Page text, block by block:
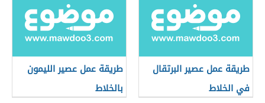
طريقة عمل عصير البرتقال
في الخلاط
طريقة عمل عصير الليمون
بالخلاط